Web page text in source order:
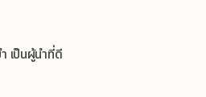
เป็นผู้นำที่ดี